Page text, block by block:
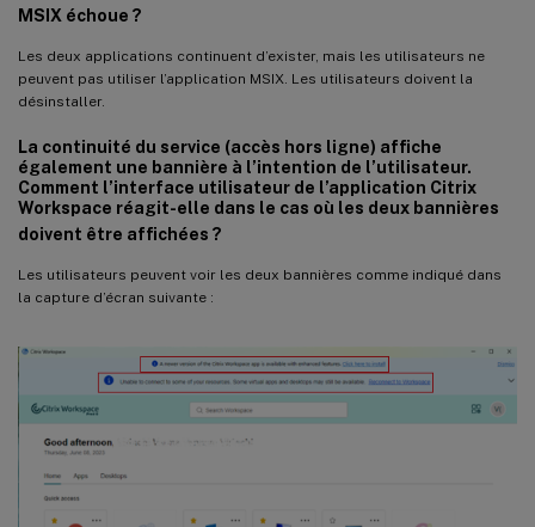
MSIX échoue ?
Les deux applications continuent d’exister, mais les utilisateurs ne
peuvent pas utiliser l’application MSIX. Les utilisateurs doivent la
désinstaller.
La continuité du service (accès hors ligne) affiche
également une bannière à l’intention de l’utilisateur.
Comment l’interface utilisateur de l’application Citrix
Workspace réagit-elle dans le cas où les deux bannières
doivent être affichées ?
Les utilisateurs peuvent voir les deux bannières comme indiqué dans
la capture d’écran suivante :